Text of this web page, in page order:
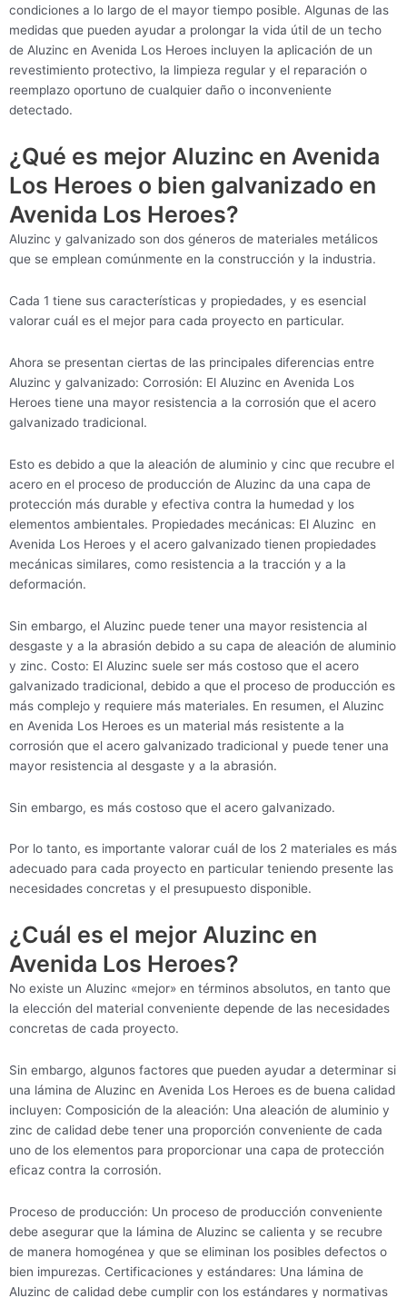
condiciones a lo largo de el mayor tiempo posible. Algunas de las
medidas que pueden ayudar a prolongar la vida útil de un techo
de Aluzinc en Avenida Los Heroes incluyen la aplicación de un
revestimiento protectivo, la limpieza regular y el reparación o
reemplazo oportuno de cualquier daño o inconveniente
detectado.
¿Qué es mejor Aluzinc en Avenida
Los Heroes o bien galvanizado en
Avenida Los Heroes?
Aluzinc y galvanizado son dos géneros de materiales metálicos
que se emplean comúnmente en la construcción y la industria.
Cada 1 tiene sus características y propiedades, y es esencial
valorar cuál es el mejor para cada proyecto en particular.
Ahora se presentan ciertas de las principales diferencias entre
Aluzinc y galvanizado: Corrosión: El Aluzinc en Avenida Los
Heroes tiene una mayor resistencia a la corrosión que el acero
galvanizado tradicional.
Esto es debido a que la aleación de aluminio y cinc que recubre el
acero en el proceso de producción de Aluzinc da una capa de
protección más durable y efectiva contra la humedad y los
elementos ambientales. Propiedades mecánicas: El Aluzinc en
Avenida Los Heroes y el acero galvanizado tienen propiedades
mecánicas similares, como resistencia a la tracción y a la
deformación.
Sin embargo, el Aluzinc puede tener una mayor resistencia al
desgaste y a la abrasión debido a su capa de aleación de aluminio
y zinc. Costo: El Aluzinc suele ser más costoso que el acero
galvanizado tradicional, debido a que el proceso de producción es
más complejo y requiere más materiales. En resumen, el Aluzinc
en Avenida Los Heroes es un material más resistente a la
corrosión que el acero galvanizado tradicional y puede tener una
mayor resistencia al desgaste y a la abrasión.
Sin embargo, es más costoso que el acero galvanizado.
Por lo tanto, es importante valorar cuál de los 2 materiales es más
adecuado para cada proyecto en particular teniendo presente las
necesidades concretas y el presupuesto disponible.
¿Cuál es el mejor Aluzinc en
Avenida Los Heroes?
No existe un Aluzinc «mejor» en términos absolutos, en tanto que
la elección del material conveniente depende de las necesidades
concretas de cada proyecto.
Sin embargo, algunos factores que pueden ayudar a determinar si
una lámina de Aluzinc en Avenida Los Heroes es de buena calidad
incluyen: Composición de la aleación: Una aleación de aluminio y
zinc de calidad debe tener una proporción conveniente de cada
uno de los elementos para proporcionar una capa de protección
eficaz contra la corrosión.
Proceso de producción: Un proceso de producción conveniente
debe asegurar que la lámina de Aluzinc se calienta y se recubre
de manera homogénea y que se eliminan los posibles defectos o
bien impurezas. Certificaciones y estándares: Una lámina de
Aluzinc de calidad debe cumplir con los estándares y normativas